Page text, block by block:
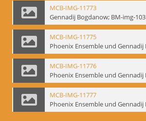
MCB-IMG-11773
Gennadij Bogdanow; BM-img-103
MCB-IMG-11775
MCB-IMG-11776
MCB-IMG-11777